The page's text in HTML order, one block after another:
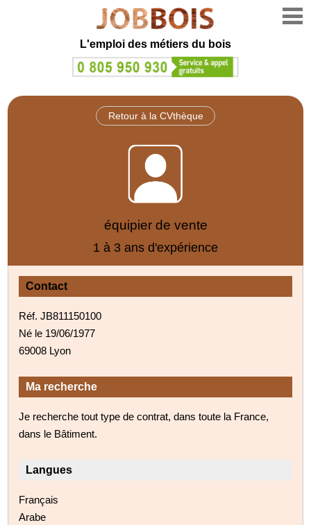
L'emploi des métiers du bois
Retour à la CVthèque
équipier de vente
1 à 3 ans d'expérience
Contact
Réf. JB811150100
Né le 19/06/1977
69008 Lyon
Ma recherche
Je recherche tout type de contrat, dans toute la France,
dans le Bâtiment.
Langues
Français
Arabe